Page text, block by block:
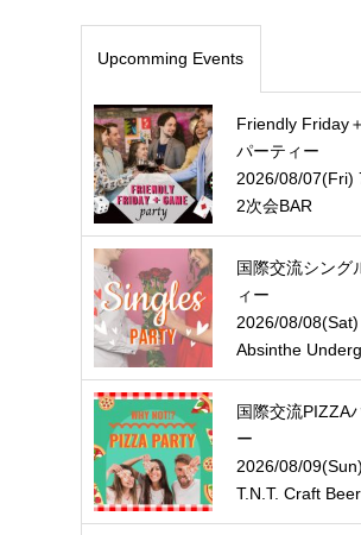
Upcomming Events
Friendly Friday
パーティー
2026/08/07(Fri)
2次会BAR
国際交流シング
ィー
2026/08/
Absinthe
国際交流PIZZA
ー
2026/08/
T.N.T. Craft